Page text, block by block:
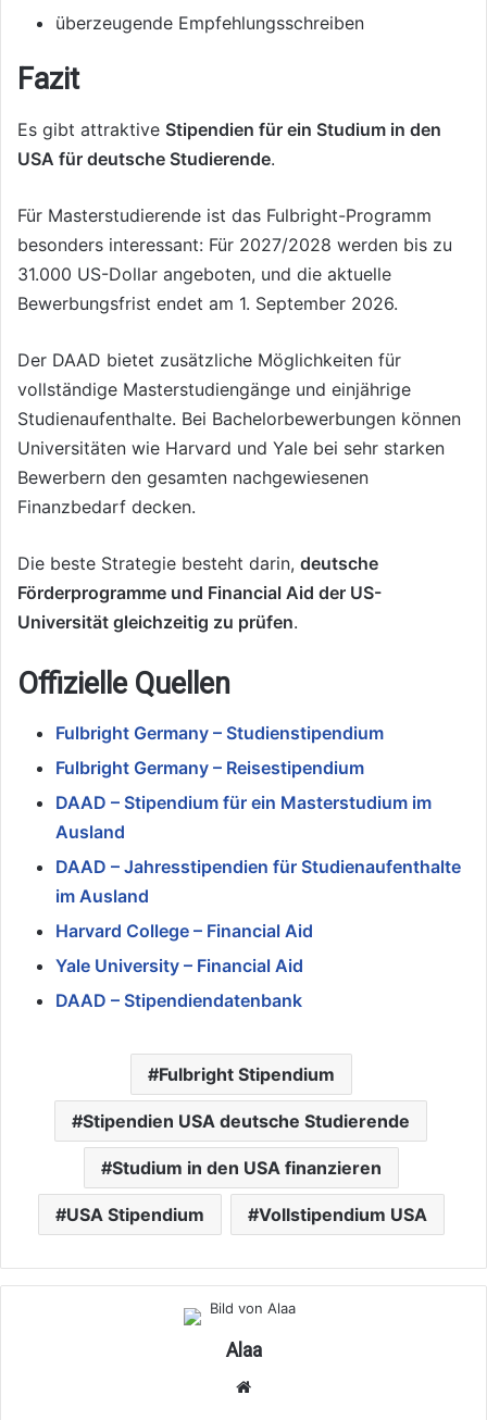
überzeugende Empfehlungsschreiben
Fazit
Es gibt attraktive Stipendien für ein Studium in den
USA für deutsche Studierende.
Für Masterstudierende ist das Fulbright-Programm
besonders interessant: Für 2027/2028 werden bis zu
31.000 US-Dollar angeboten, und die aktuelle
Bewerbungsfrist endet am 1. September 2026.
Der DAAD bietet zusätzliche Möglichkeiten für
vollständige Masterstudiengänge und einjährige
Studienaufenthalte. Bei Bachelorbewerbungen können
Universitäten wie Harvard und Yale bei sehr starken
Bewerbern den gesamten nachgewiesenen
Finanzbedarf decken.
Die beste Strategie besteht darin, deutsche
Förderprogramme und Financial Aid der US-
Universität gleichzeitig zu prüfen.
Offizielle Quellen
Fulbright Germany – Studienstipendium
Fulbright Germany – Reisestipendium
DAAD – Stipendium für ein Masterstudium im
Ausland
DAAD – Jahresstipendien für Studienaufenthalte
im Ausland
Harvard College – Financial Aid
Yale University – Financial Aid
DAAD – Stipendiendatenbank
Fulbright Stipendium
Stipendien USA deutsche Studierende
Studium in den USA finanzieren
USA Stipendium Vollstipendium USA
Alaa